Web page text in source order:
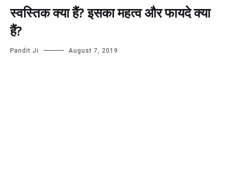
स्वस्तिक क्या हैं? इसका महत्व और फायदे क्या
हैं?
Pandit Ji August 7, 2019